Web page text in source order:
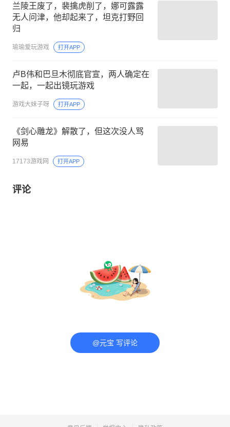
兰陵王废了，裴擒虎削了，娜可露露
无人问津，他却起来了，坦克打野回
归
瑜瑜爱玩游戏 打开APP
卢B伟和巴旦木彻底官宣，两人确定在
一起，一起出镜玩游戏
游戏大妹子呀 打开APP
《剑心雕龙》解散了，但这次没人骂
网易
17173游戏网 打开APP
评论
@元宝 写评论